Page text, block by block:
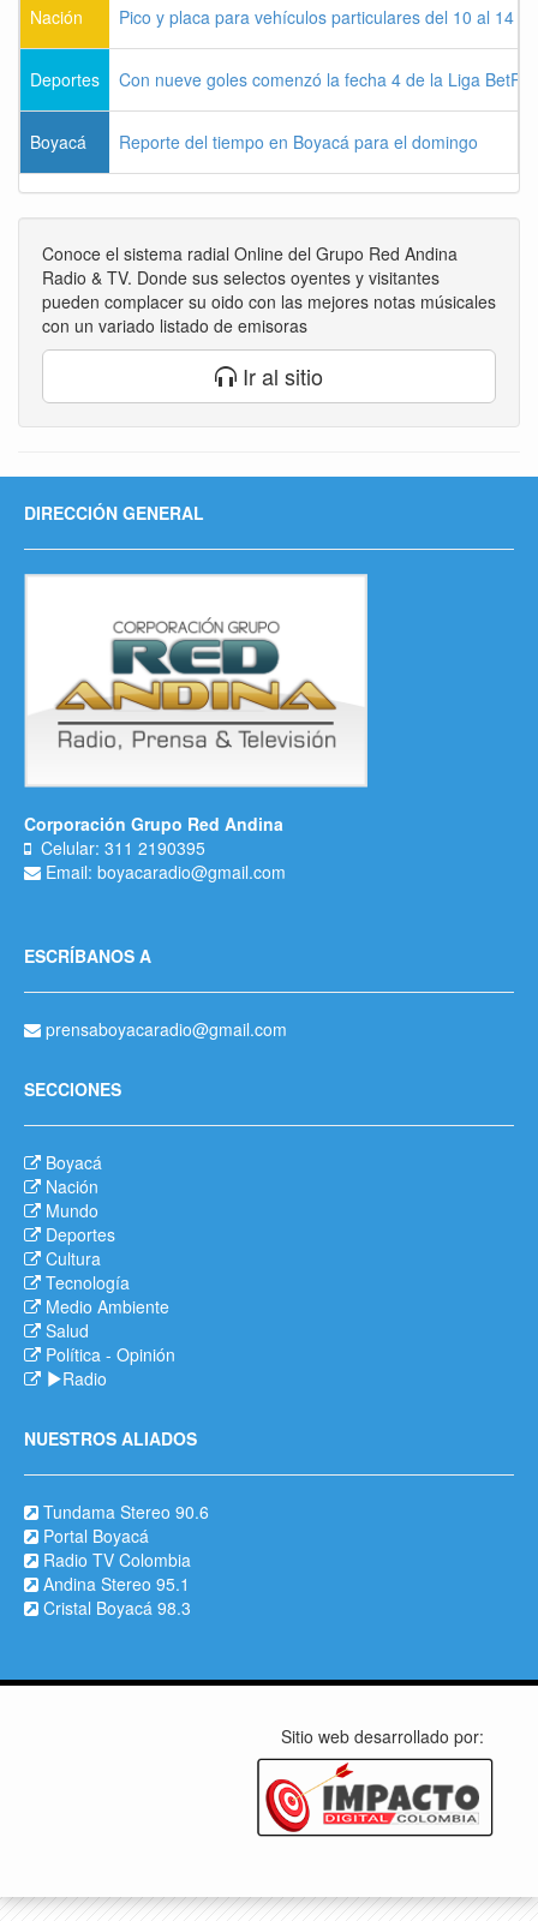
Nación Pico y placa para vehículos particulares del 10 al 14
Deportes Con nueve goles comenzó la fecha 4 de la Liga
Boyacá Reporte del tiempo en Boyacá para el domingo
Conoce el sistema radial Online del Grupo Red Andina
Radio & TV. Donde sus selectos oyentes y visitantes
pueden complacer su oido con las mejores notas músicales
con un variado listado de emisoras
Ir al sitio
DIRECCIÓN GENERAL
Corporación Grupo Red Andina
Celular: 311 2190395
Email: boyacaradio@gmail.com
ESCRÍBANOS A
prensaboyacaradio@gmail.com
SECCIONES
Boyacá
Nación
Mundo
Deportes
Cultura
Tecnología
Medio Ambiente
Salud
Política - Opinión
Radio
NUESTROS ALIADOS
Tundama Stereo 90.6
Portal Boyacá
Radio TV Colombia
Andina Stereo 95.1
Cristal Boyacá 98.3
Sitio web desarrollado por: